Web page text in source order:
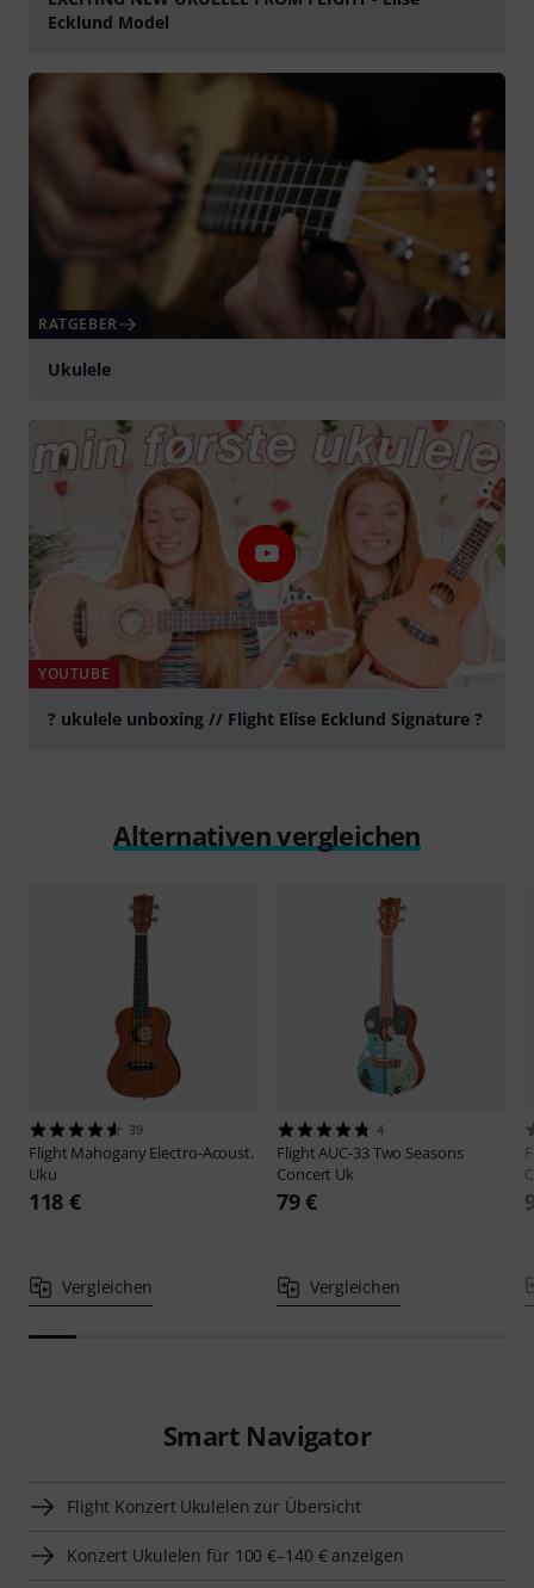
Ecklund Model
RATGEBER
Ukulele
YOUTUBE
? ukulele unboxing // Flight Elise Ecklund Signature ?
Alternativen vergleichen
39
Flight Mahogany Electro-Acoust.
Uku
118 €
Vergleichen
4
FlightAUC-33 Two Seasons
Concert Uk
79 €
Vergleichen
Smart Navigator
Flight Konzert Ukulelen zur Übersicht
Konzert Ukulelen für 100 €–140 € anzeigen